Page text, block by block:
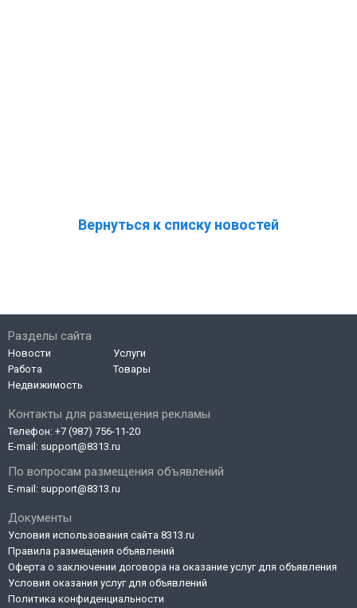
Вернуться к списку новостей
Контакты для размещения рекламы
Телефон: +7 (987) 756-11-20
E-mail: support@8313.ru
По вопросам размещения объявлений
E-mail: support@8313.ru
Документы
Условия использования сайта 8313.ru
Правила размещения объявлений
Оферта о заключении договора на оказание услуг для объявления
Условия оказания услуг для объявлений
Политика конфиденциальности
Разделы сайта
Новости
Работа
Недвижимость
Услуги
Товары